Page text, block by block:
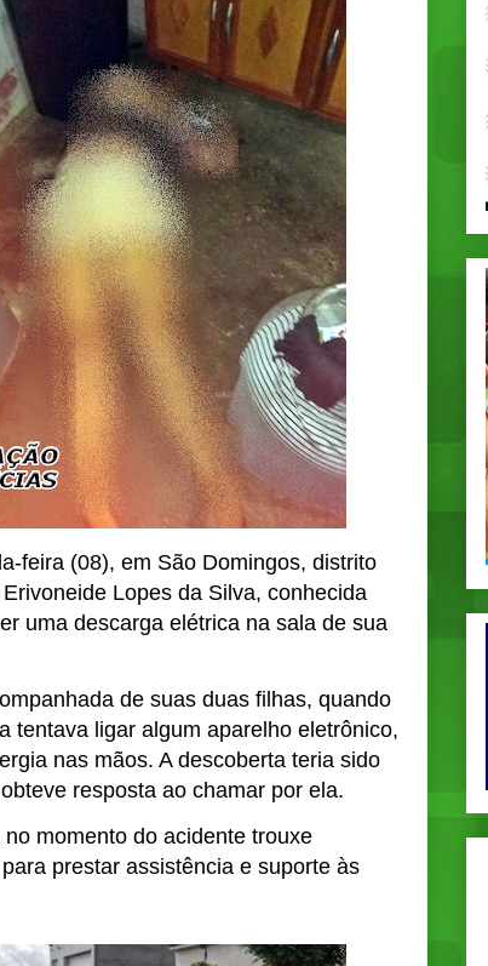
feira (08), em São Domingos, distrito
Lopes da Silva, conhecida
uma descarga elétrica na sala de sua
de suas duas filhas, quando
tentava ligar algum aparelho eletrônico,
nas mãos. A descoberta teria sido
resposta ao chamar por ela.
momento do acidente trouxe
prestar assistência e suporte às